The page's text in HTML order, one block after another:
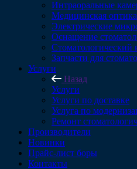
Интраоральные
Медицинская оптика
Электрические
Оснащение
Стоматологический
Запчасти для
Услуги
Назад
Услуги
Услуги по доставке
Услуга по
Ремонт
Производители
Новинки
Прайс-лист боры
Контакты